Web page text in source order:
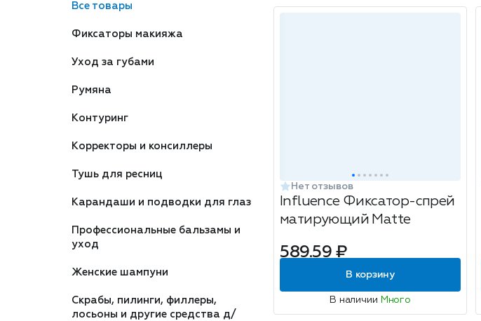
Все товары
Фиксаторы макияжа
Уход за губами
Румяна
Контуринг
Корректоры и консиллеры
Тушь для ресниц
Карандаши и подводки для глаз
Профессиональные бальзамы и
уход
Женские шампуни
Скрабы, пилинги, филлеры,
лосьоны и другие средства д/
Нет отзывов
Influence Фиксатор-спрей
матирующий Matte
589.59 ₽
В корзину
В наличии Много